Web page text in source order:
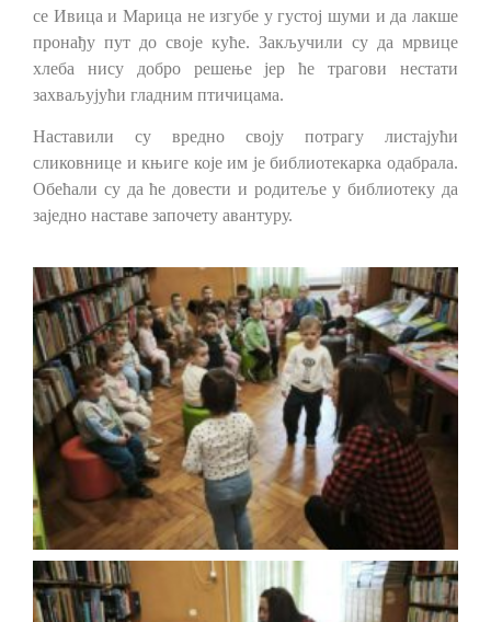
се Ивица и Марица не изгубе у густој шуми и да лакше
пронађу пут до своје куће. Закључили су да мрвице
хлеба нису добро решење јер ће трагови нестати
захваљујући гладним птичицама.
Наставили су вредно своју потрагу листајући
сликовнице и књиге које им је библиотекарка одабрала.
Обећали су да ће довести и родитеље у библиотеку да
заједно наставе започету авантуру.